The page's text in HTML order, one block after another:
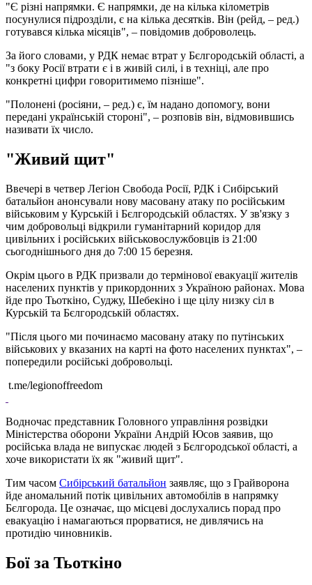
"Є різні напрямки. Є напрямки, де на кілька кілометрів
посунулися підрозділи, є на кілька десятків. Він (рейд, – ред.)
готувався кілька місяців", – повідомив доброволець.
За його словами, у РДК немає втрат у Бєлгородській області, а
"з боку Росії втрати є і в живій силі, і в техніці, але про
конкретні цифри говоритимемо пізніше".
"Полонені (росіяни, – ред.) є, їм надано допомогу, вони
передані українській стороні", – розповів він, відмовившись
називати їх число.
"Живий щит"
Ввечері в четвер Легіон Свобода Росії, РДК і Сибірський
батальйон анонсували нову масовану атаку по російським
військовим у Курській і Бєлгородській областях. У зв'язку з
чим добровольці відкрили гуманітарний коридор для
цивільних і російських військовослужбовців із 21:00
сьогоднішнього дня до 7:00 15 березня.
Окрім цього в РДК призвали до термінової евакуації жителів
населених пунктів у прикордонних з Україною районах. Мова
йде про Тьоткіно, Суджу, Шебекіно і ще цілу низку сіл в
Курській та Бєлгородській областях.
"Після цього ми починаємо масовану атаку по путінських
військових у вказаних на карті на фото населених пунктах", –
попередили російські добровольці.
t.me/legionoffreedom
Водночас представник Головного управління розвідки
Міністерства оборони України Андрій Юсов заявив, що
російська влада не випускає людей з Бєлгородської області, а
хоче використати їх як "живий щит".
Тим часом Сибірський батальйон заявляє, що з Грайворона
йде аномальний потік цивільних автомобілів в напрямку
Бєлгорода. Це означає, що місцеві дослухались порад про
евакуацію і намагаються прорватися, не дивлячись на
протидію чиновників.
Бої за Тьоткіно